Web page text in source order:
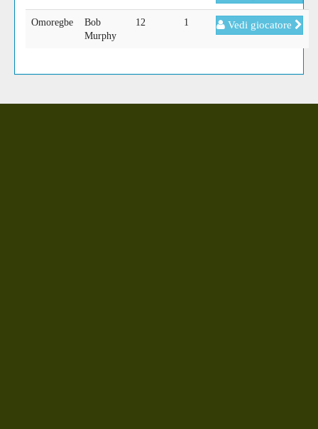
Omoregbe
Bob
Murphy
12 1 Vedi giocatore